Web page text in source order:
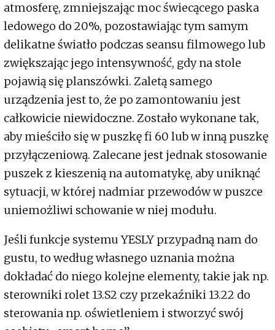
atmosferę, zmniejszając moc świecącego paska
ledowego do 20%, pozostawiając tym samym
delikatne światło podczas seansu filmowego lub
zwiększając jego intensywność, gdy na stole
pojawią się planszówki. Zaletą samego
urządzenia jest to, że po zamontowaniu jest
całkowicie niewidoczne. Zostało wykonane tak,
aby mieściło się w puszkę fi 60 lub w inną puszkę
przyłączeniową. Zalecane jest jednak stosowanie
puszek z kieszenią na automatykę, aby uniknąć
sytuacji, w której nadmiar przewodów w puszce
uniemożliwi schowanie w niej modułu.
Jeśli funkcje systemu YESLY przypadną nam do
gustu, to według własnego uznania można
dokładać do niego kolejne elementy, takie jak np.
sterowniki rolet 13.S2 czy przekaźniki 13.22 do
sterowania np. oświetleniem i stworzyć swój